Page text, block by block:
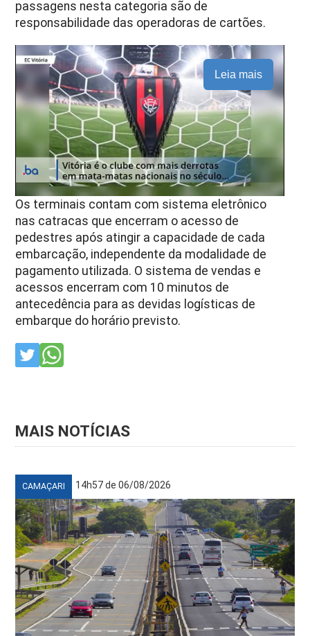
passagens nesta categoria são de
responsabilidade das operadoras de cartões.
Leia mais
Os terminais contam com sistema eletrônico
nas catracas que encerram o acesso de
pedestres após atingir a capacidade de cada
embarcação, independente da modalidade de
pagamento utilizada. O sistema de vendas e
acessos encerram com 10 minutos de
antecedência para as devidas logísticas de
embarque do horário previsto.
MAIS NOTÍCIAS
CAMAÇARI 14h57 de 06/08/2026